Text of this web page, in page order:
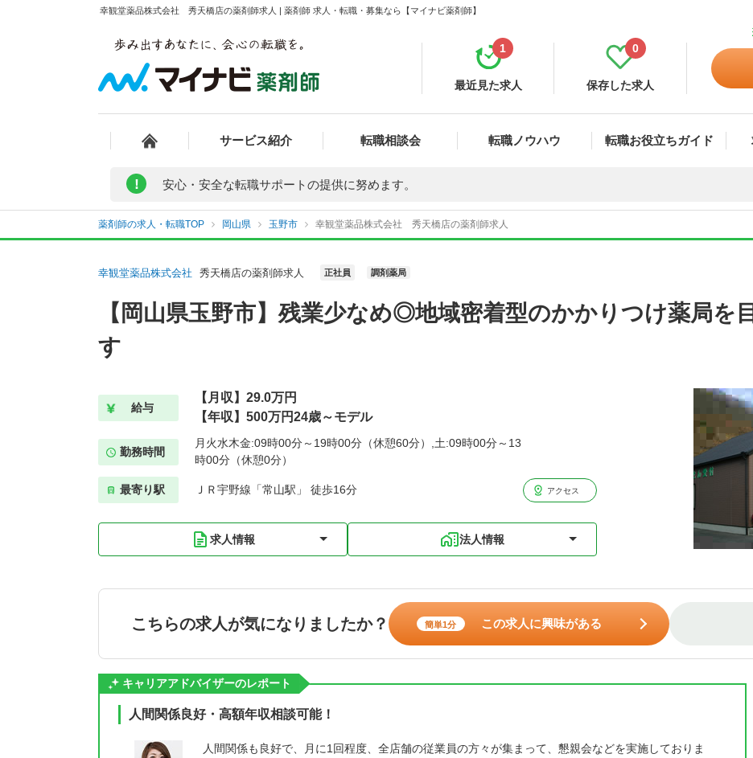
幸観堂薬品株式会社 秀天橋店の薬剤師求人 | 薬剤師 求人・転職・募集なら【マイナビ薬剤師】
最近見た求人
1
保存した求人
0
サービス紹介 転職相談会 転職ノウハウ 転職お役立ちガイド
! 安心・安全な転職サポートの提供に努めます。
薬剤師の求人・転職TOP 岡山県 玉野市 幸観堂薬品株式会社 秀天橋店の薬剤師求人
幸観堂薬品株式会社 秀天橋店の薬剤師求人 正社員 調剤薬局
【岡山県玉野市】残業少なめ◎地域密着型のかかりつけ薬局を
す
給与
【月収】29.0万円
【年収】500万円24歳～モデル
勤務時間
月火水木金:09時00分～19時00分（休憩60分）,土:09時00分～13
時00分（休憩0分）
最寄り駅 ＪＲ宇野線「常山駅」 徒歩16分 アクセス
求人情報 法人情報
こちらの求人が気になりましたか？ 簡単1分 この求人に興味がある
キャリアアドバイザーのレポート
人間関係良好・高額年収相談可能！
人間関係も良好で、月に1回程度、全店舗の従業員の方々が集まって、懇親会などを実施しておりま